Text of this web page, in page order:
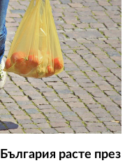
расте през